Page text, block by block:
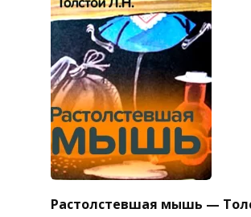
Растолстевшая мышь —